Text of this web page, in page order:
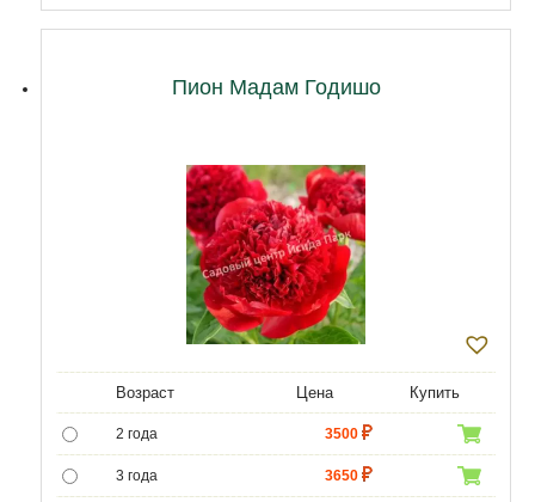
Пион Мадам Годишо
Возраст Цена Купить
2 года 3500
3 года 3650